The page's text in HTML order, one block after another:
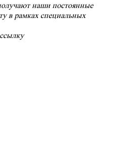
наши постоянные
в рамках специальных